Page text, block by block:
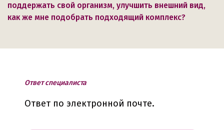
поддержать свой организм, улучшить внешний вид,
как же мне подобрать подходящий комплекс?
Ответ специалиста
Ответ по электронной почте.